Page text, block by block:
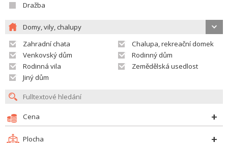
Dražba
Domy, vily, chalupy
Zahradní chata
Chalupa, rekreační domek
Venkovský dům
Rodinný dům
Rodinná vila
Zemědělská usedlost
Jiný dům
Cena
Plocha